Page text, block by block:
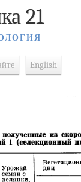
21
English